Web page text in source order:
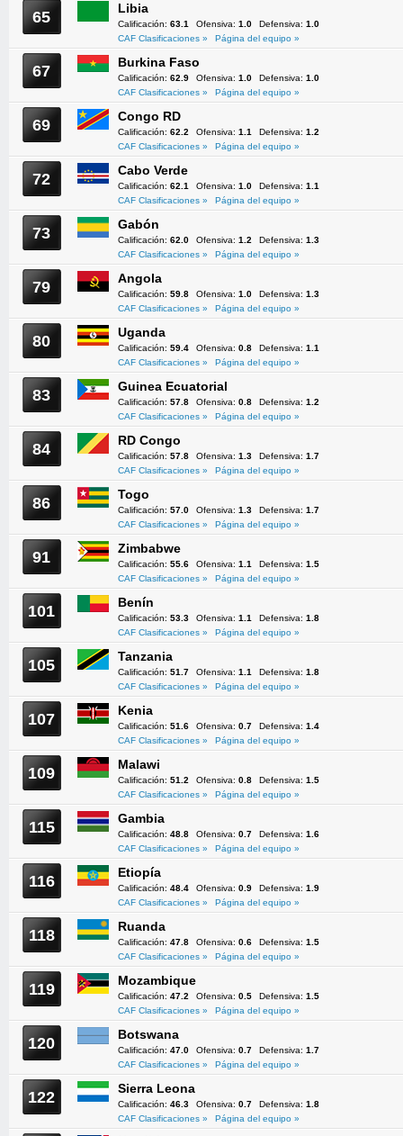
65 Libia
Calificación: 63.1 Ofensiva: 1.0 Defensiva: 1.0
CAF Clasificaciones »
Página del equipo »
67 Burkina Faso
Calificación: 62.9 Ofensiva: 1.0 Defensiva: 1.0
CAF Clasificaciones »
Página del equipo »
69 Congo RD
Calificación: 62.2 Ofensiva: 1.1 Defensiva: 1.2
CAF Clasificaciones »
Página del equipo »
72 Cabo Verde
Calificación: 62.1 Ofensiva: 1.0 Defensiva: 1.1
CAF Clasificaciones »
Página del equipo »
73 Gabón
Calificación: 62.0 Ofensiva: 1.2 Defensiva: 1.3
CAF Clasificaciones »
Página del equipo »
79 Angola
Calificación: 59.8 Ofensiva: 1.0 Defensiva: 1.3
CAF Clasificaciones »
Página del equipo »
80 Uganda
Calificación: 59.4 Ofensiva: 0.8 Defensiva: 1.1
CAF Clasificaciones »
Página del equipo »
83 Guinea Ecuatorial
Calificación: 57.8 Ofensiva: 0.8 Defensiva: 1.2
CAF Clasificaciones »
Página del equipo »
84 RD Congo
Calificación: 57.8 Ofensiva: 1.3 Defensiva: 1.7
CAF Clasificaciones »
Página del equipo »
86 Togo
Calificación: 57.0 Ofensiva: 1.3 Defensiva: 1.7
CAF Clasificaciones »
Página del equipo »
91 Zimbabwe
Calificación: 55.6 Ofensiva: 1.1 Defensiva: 1.5
CAF Clasificaciones »
Página del equipo »
101 Benín
Calificación: 53.3 Ofensiva: 1.1 Defensiva: 1.8
CAF Clasificaciones »
Página del equipo »
105 Tanzania
Calificación: 51.7 Ofensiva: 1.1 Defensiva: 1.8
CAF Clasificaciones »
Página del equipo »
107 Kenia
Calificación: 51.6 Ofensiva: 0.7 Defensiva: 1.4
CAF Clasificaciones »
Página del equipo »
109 Malawi
Calificación: 51.2 Ofensiva: 0.8 Defensiva: 1.5
CAF Clasificaciones »
Página del equipo »
115 Gambia
Calificación: 48.8 Ofensiva: 0.7 Defensiva: 1.6
CAF Clasificaciones »
Página del equipo »
116 Etiopía
Calificación: 48.4 Ofensiva: 0.9 Defensiva: 1.9
CAF Clasificaciones »
Página del equipo »
118 Ruanda
Calificación: 47.8 Ofensiva: 0.6 Defensiva: 1.5
CAF Clasificaciones »
Página del equipo »
119 Mozambique
Calificación: 47.2 Ofensiva: 0.5 Defensiva: 1.5
CAF Clasificaciones »
Página del equipo »
120 Botswana
Calificación: 47.0 Ofensiva: 0.7 Defensiva: 1.7
CAF Clasificaciones »
Página del equipo »
122 Sierra Leona
Calificación: 46.3 Ofensiva: 0.7 Defensiva: 1.8
CAF Clasificaciones »
Página del equipo »